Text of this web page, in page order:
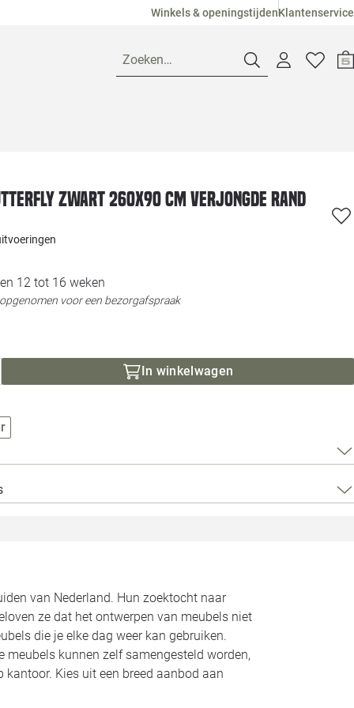
Winkels & openingstijdenKlantenservice
Zoeken…
Loods 5
Loods 5
Alle
zwart 260x90 cm verjongde rand
12 tot 16 weken
voor een bezorgafspraak
In winkelwagen
van Nederland. Hun zoektocht naar
ze dat het ontwerpen van meubels niet
die je elke dag weer kan gebruiken.
kunnen zelf samengesteld worden,
Kies uit een breed aanbod aan